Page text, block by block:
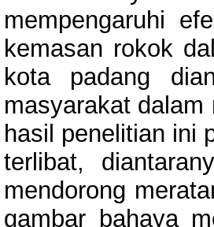
mempengaruhi
kemasan rokok
kota padang
masyarakat
hasil penelitian ini
terlibat,
mendorong
gambar bahaya